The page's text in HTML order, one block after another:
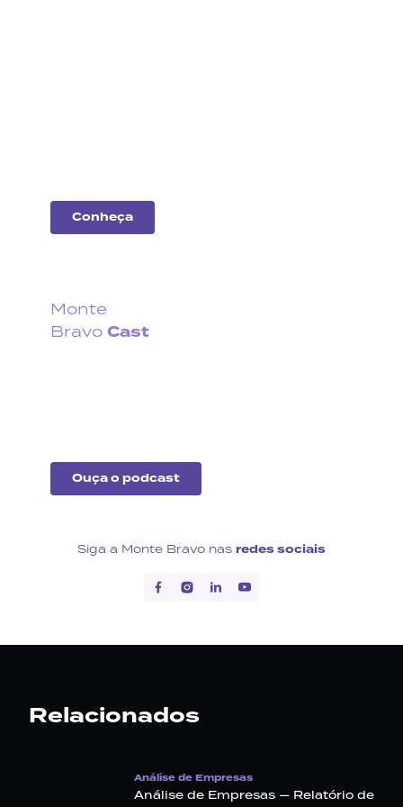
Conheça
Monte
Bravo Cast
Ouça o podcast
Siga a Monte Bravo nas redes sociais
Relacionados
Análise de Empresas
Análise de Empresas — Relatório de